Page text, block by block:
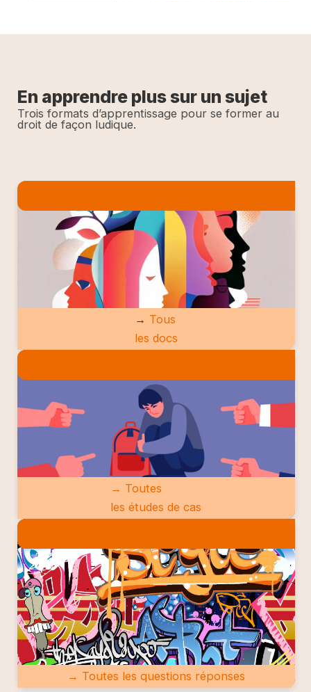
En apprendre plus sur un sujet
Trois formats d’apprentissage pour se former au
droit de façon ludique.
→ Tous
les docs
→ Toutes
les études de cas
→ Toutes les questions réponses